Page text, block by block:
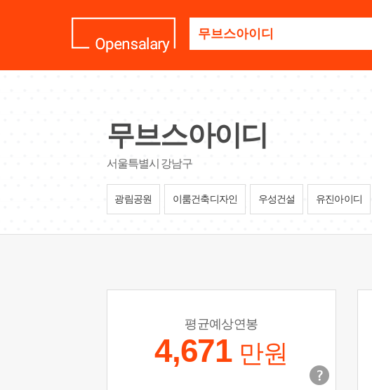
명
세
요
무브스아이디
서울특별시 강남구
광림공원 이룸건축디자인 우성건설 유진아이디
평균예상연봉
4,671 만원